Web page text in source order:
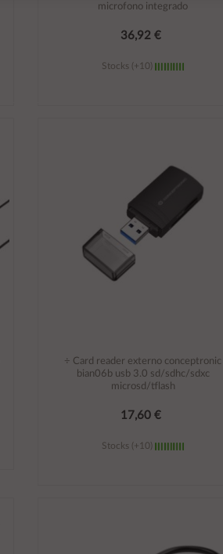
microfono integrado
36,92 €
Stocks (+10)
÷ Card reader externo conceptronic
bian06b usb 3.0 sd/sdhc/sdxc
microsd/tflash
17,60 €
Stocks (+10)